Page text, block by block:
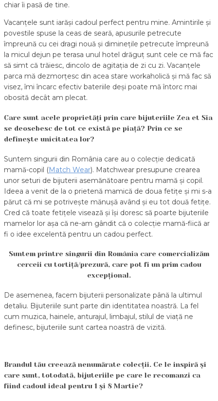
chiar îi pasă de tine.
Vacanțele sunt iarăși cadoul perfect pentru mine. Amintirile și
povestile spuse la ceas de seară, apusurile petrecute
împreună cu cei dragi nouă și diminețile petrecute împreună
la micul dejun pe terasa unul hotel drăguț sunt cele ce mă fac
să simt că trăiesc, dincolo de agitația de zi cu zi. Vacanțele
parca mă dezmorțesc din acea stare workaholică și mă fac să
visez, îmi încarc efectiv bateriile deși poate mă întorc mai
obosită decât am plecat.
Care sunt acele proprietăți prin care bijuteriile Zea et Sia
se deosebesc de tot ce există pe piață? Prin ce se
definește unicitatea lor?
Suntem singurii din România care au o colecție dedicată
mamă-copil (Match Wear). Matchwear presupune crearea
unor seturi de bijuterii asemănătoare pentru mamă şi copil.
Ideea a venit de la o prietenă mamică de doua fetițe și mi s-a
părut că mi se potrivește mănușă având și eu tot două fetițe.
Cred că toate fetițele visează și își doresc să poarte bijuteriile
mamelor lor așa că ne-am gândit că o colecție mamă-fiică ar
fi o idee excelentă pentru un cadou perfect.
Suntem printre singurii din România care comercializăm
cerceii cu tortiță/prezură, care pot fi un prim cadou
excepțional.
De asemenea, facem bijuterii personalizate până la ultimul
detaliu. Bijuteriile sunt parte din identitatea noastră. La fel
cum muzica, hainele, anturajul, limbajul, stilul de viață ne
definesc, bijuteriile sunt cartea noastră de vizită.
Brandul tău creează nenumărate colecții. Ce le inspiră și
care sunt, totodată, bijuteriile pe care le recomanzi ca
fiind cadoul ideal pentru 1 și 8 Martie?